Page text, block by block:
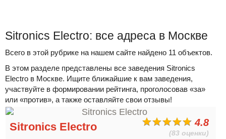
Sitronics Electro: все адреса в Москве
Всего в этой рубрике на нашем сайте найдено 11 объектов.
В этом разделе представлены все заведения Sitronics
Electro в Москве. Ищите ближайшие к вам заведения,
участвуйте в формировании рейтинга, проголосовав «за»
или «против», а также оставляйте свои отзывы!
4.8
(83 оценки)
Sitronics Electro